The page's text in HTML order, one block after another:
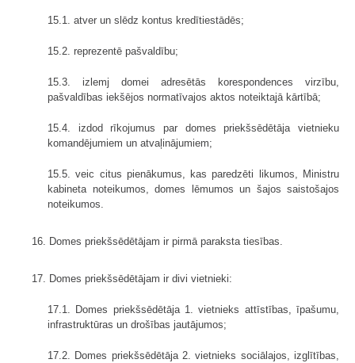
15.1. atver un slēdz kontus kredītiestādēs;
15.2. reprezentē pašvaldību;
15.3. izlemj domei adresētās korespondences virzību,
pašvaldības iekšējos normatīvajos aktos noteiktajā kārtībā;
15.4. izdod rīkojumus par domes priekšsēdētāja vietnieku
komandējumiem un atvaļinājumiem;
15.5. veic citus pienākumus, kas paredzēti likumos, Ministru
kabineta noteikumos, domes lēmumos un šajos saistošajos
noteikumos.
16. Domes priekšsēdētājam ir pirmā paraksta tiesības.
17. Domes priekšsēdētājam ir divi vietnieki:
17.1. Domes priekšsēdētāja 1. vietnieks attīstības, īpašumu,
infrastruktūras un drošības jautājumos;
17.2. Domes priekšsēdētāja 2. vietnieks sociālajos, izglītības,